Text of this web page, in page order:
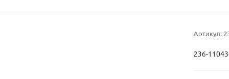
Артикул:
236-